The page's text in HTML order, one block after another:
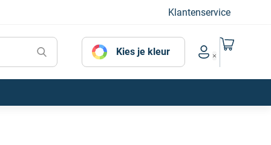
Klantenservice
Kies je kleur
Account menu
Naar mijn